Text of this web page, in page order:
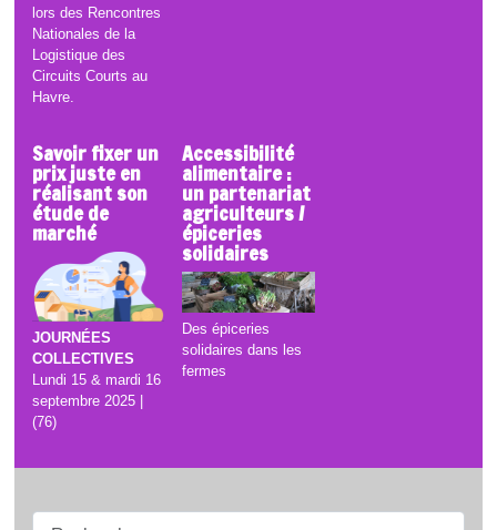
Recherche...
lors des Rencontres
Nationales de la
Logistique des
Circuits Courts au
Havre.
Savoir fixer un
prix juste en
réalisant son
étude de
marché
JOURNÉES
COLLECTIVES
Lundi 15 & mardi 16
septembre 2025 |
(76)
Accessibilité
alimentaire :
un partenariat
agriculteurs /
épiceries
solidaires
Des épiceries
solidaires dans les
fermes